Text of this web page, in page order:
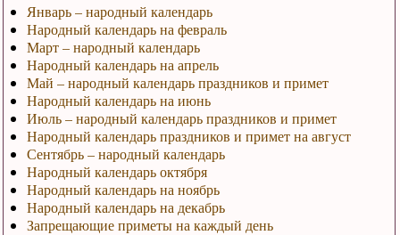
Январь – народный календарь
Народный календарь на февраль
Март – народный календарь
Народный календарь на апрель
Май – народный календарь праздников и примет
Народный календарь на июнь
Июль – народный календарь праздников и примет
Народный календарь праздников и примет на август
Сентябрь – народный календарь
Народный календарь октября
Народный календарь на ноябрь
Народный календарь на декабрь
Запрещающие приметы на каждый день